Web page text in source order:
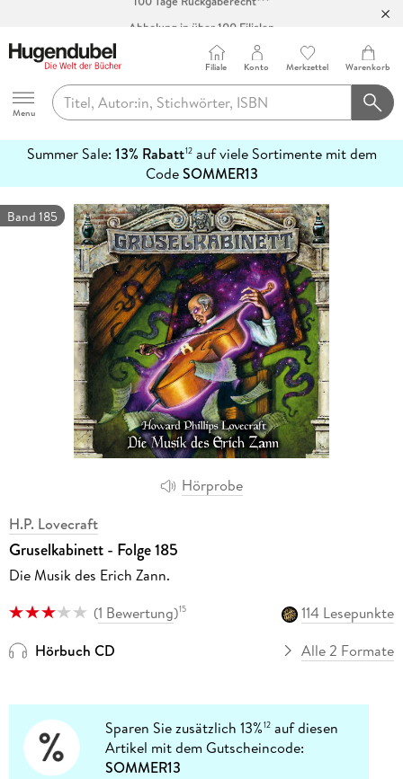
Abholung in über 100 Filialen
Hugendubel
Menu
Filiale Konto Merkzettel Warenkorb
Summer Sale: 13% Rabatt12auf viele Sortimente mit dem
CodeSOMMER13
erfahren
Hörprobe
Band 185
H.P. Lovecraft
Gruselkabinett - Folge 185
Die Musik des Erich Zann.
(1 Bewertung)15
114 Lesepunkte
Hörbuch CD
Alle 2 Formate
Sparen Sie zusätzlich 13%12 auf diesen
Artikel mit dem Gutscheincode:
SOMMER13